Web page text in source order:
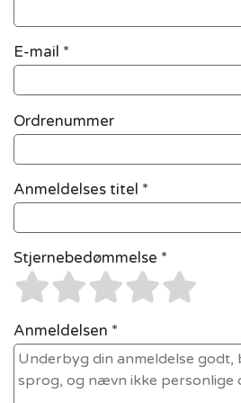
E-mail *
Ordrenummer
Anmeldelses titel *
Stjernebedømmelse *
Anmeldelsen *